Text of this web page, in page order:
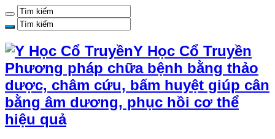
Y Học Cổ Truyền
Phương pháp chữa bệnh bằng thảo
dược, châm cứu, bấm huyệt giúp cân
bằng âm dương, phục hồi cơ thể
hiệu quả